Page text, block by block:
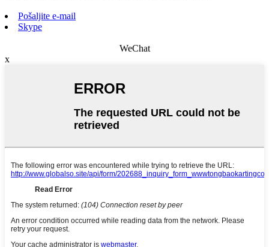
Pošaljite e-mail
Skype
WeChat
x